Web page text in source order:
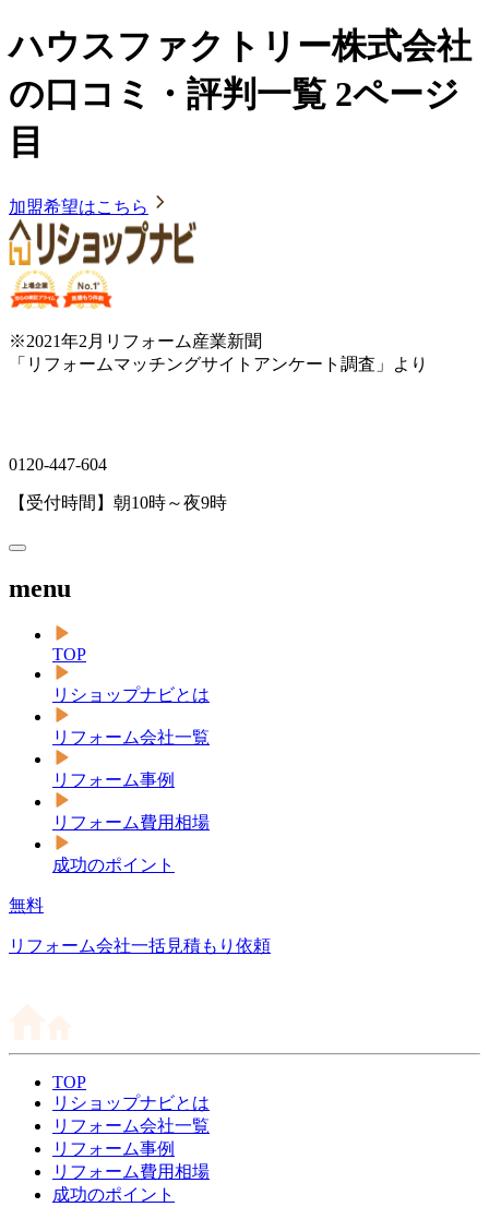
ハウスファクトリー株式会社
の口コミ・評判一覧 2ページ
目
加盟希望はこちら
※2021年2月リフォーム産業新聞
「リフォームマッチングサイトアンケート調査」より
0120-447-604
【受付時間】朝10時～夜9時
menu
TOP
リショップナビとは
リフォーム会社一覧
リフォーム事例
リフォーム費用相場
成功のポイント
無料
リフォーム会社一括見積もり依頼
TOP
リショップナビとは
リフォーム会社一覧
リフォーム事例
リフォーム費用相場
成功のポイント